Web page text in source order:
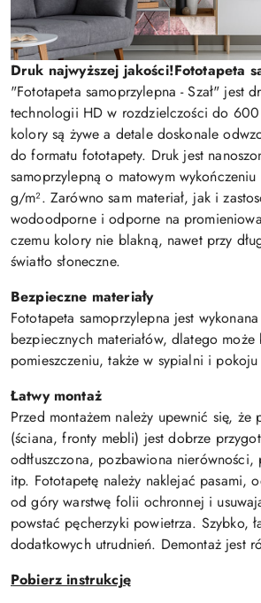
Druk najwyższej jakości!Fototapeta
"Fototapeta samoprzylepna - Szał" jest
technologii HD w rozdzielczości do
kolory są żywe a detale doskonale
do formatu fototapety. Druk jest
samoprzylepną o matowym
g/m². Zarówno sam materiał, jak i
wodoodporne i odporne na
czemu kolory nie blakną, nawet przy
światło słoneczne.
Bezpieczne materiały
Fototapeta samoprzylepna jest
bezpiecznych materiałów, dlatego
pomieszczeniu, także w sypialni i
Łatwy montaż
Przed montażem należy upewnić się, że
(ściana, fronty mebli) jest dobrze
odtłuszczona, pozbawiona nierówności,
itp. Fototapetę należy naklejać pasami,
od góry warstwę folii ochronnej i
powstać pęcherzyki powietrza. Szybko,
dodatkowych utrudnień. Demontaż jest
Pobierz instrukcję